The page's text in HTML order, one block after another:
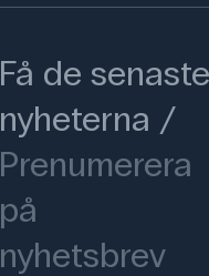
Få de senaste
nyheterna
Prenumerera
på
nyhetsbrev